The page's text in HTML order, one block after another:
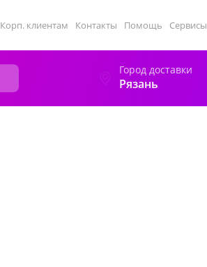
Корп. клиентам Контакты Помощь Сервисы
Город доставки
Рязань